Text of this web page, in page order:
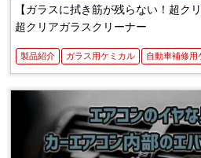
【ガラスに拭き筋が残らない！超ク
超クリアガラスクリーナー
製品紹介 ガラス用ケミカル 自動車補修用